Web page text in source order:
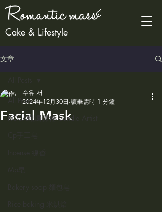
Cake & Lifestyle
文章
All Posts
KCCA蠟燭課程 Candle Artist
Facial Mask
수유 서
2024年12月30日 讀畢需時 1 分鐘